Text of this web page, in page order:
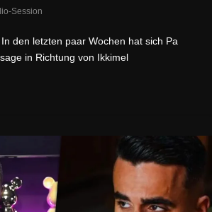
Session
den letzten paar Wochen hat sich Pa
in Richtung von Ikkimel